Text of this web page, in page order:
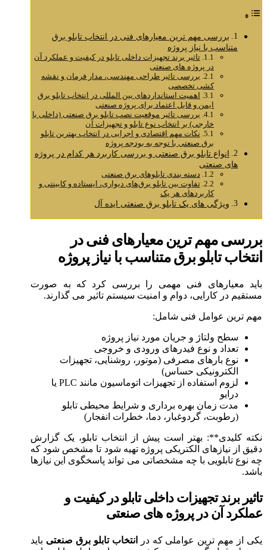
بررسی مهم‌ ترین معیارهای فنی در انتخاب تابلو برق
متناسب با نیاز پروژه
تاثیر برند تجهیزات داخلی تابلو در کیفیت و عملکرد آن
در پروژه‌ های صنعتی
بررسی تاثیر طراحی مهندسی، مدار فرمان و نقشه‌
کشی تخصصی
اهمیت استانداردهای بین‌ المللی در انتخاب تابلو برق
ایمن و قابل اعتماد برای پروژه صنعتی
بررسی تاثیر موقعیت نصب تابلو برق صنعتی (داخلی یا
خارجی) بر انتخاب نوع تابلو و تجهیزات آن
نکات مهم اقتصادی و اجرایی در انتخاب بهترین تابلو
برق صنعتی با توجه به بودجه پروژه
انواع تابلو برق صنعتی و بررسی کاربرد هر کدام در پروژه‌
های صنعتی
دسته‌ بندی تابلوهای برق صنعتی
تفاوت بین تابلو برق‌های دیواری، ایستاده و کابینتی و
کاربردهای هر یک
ویژگی‌ های یک تابلو برق صنعتی ایده‌ آل
بررسی مهم‌ ترین معیارهای فنی در
انتخاب تابلو برق متناسب با نیاز پروژه
باید معیارهای فنی مهمی را بررسی کرد که به‌ صورت
مستقیم در کارایی، دوام و امنیت سیستم تاثیر می‌ گذارند.
مهم‌ ترین عوامل فنی شامل:
سطح ولتاژ و جریان مورد نیاز پروژه
تعداد و نوع فیدرهای ورودی و خروجی
نوع بارهای مصرفی (موتور، روشنایی، تجهیزات
الکترونیکی حساس)
لزوم استفاده از تجهیزات اتوماسیون مانند PLC یا
درایو
مدت زمان بهره‌ برداری و شرایط محیطی تابلو
(رطوبت، گردوغبار، دما، خطرات انفجار)
نکته کلیدی**: بهتر است پیش از انتخاب تابلو، یک گزارش
دقیق از نیازهای الکتریکی پروژه تهیه شود تا مشخص شود که
چه نوع تابلویی با چه مشخصاتی می‌ تواند پاسخگوی این نیازها
باشد.
تاثیر برند تجهیزات داخلی تابلو در کیفیت و
عملکرد آن در پروژه‌ های صنعتی
یکی از مهم‌ ترین عواملی که در انتخاب تابلو برق صنعتی باید